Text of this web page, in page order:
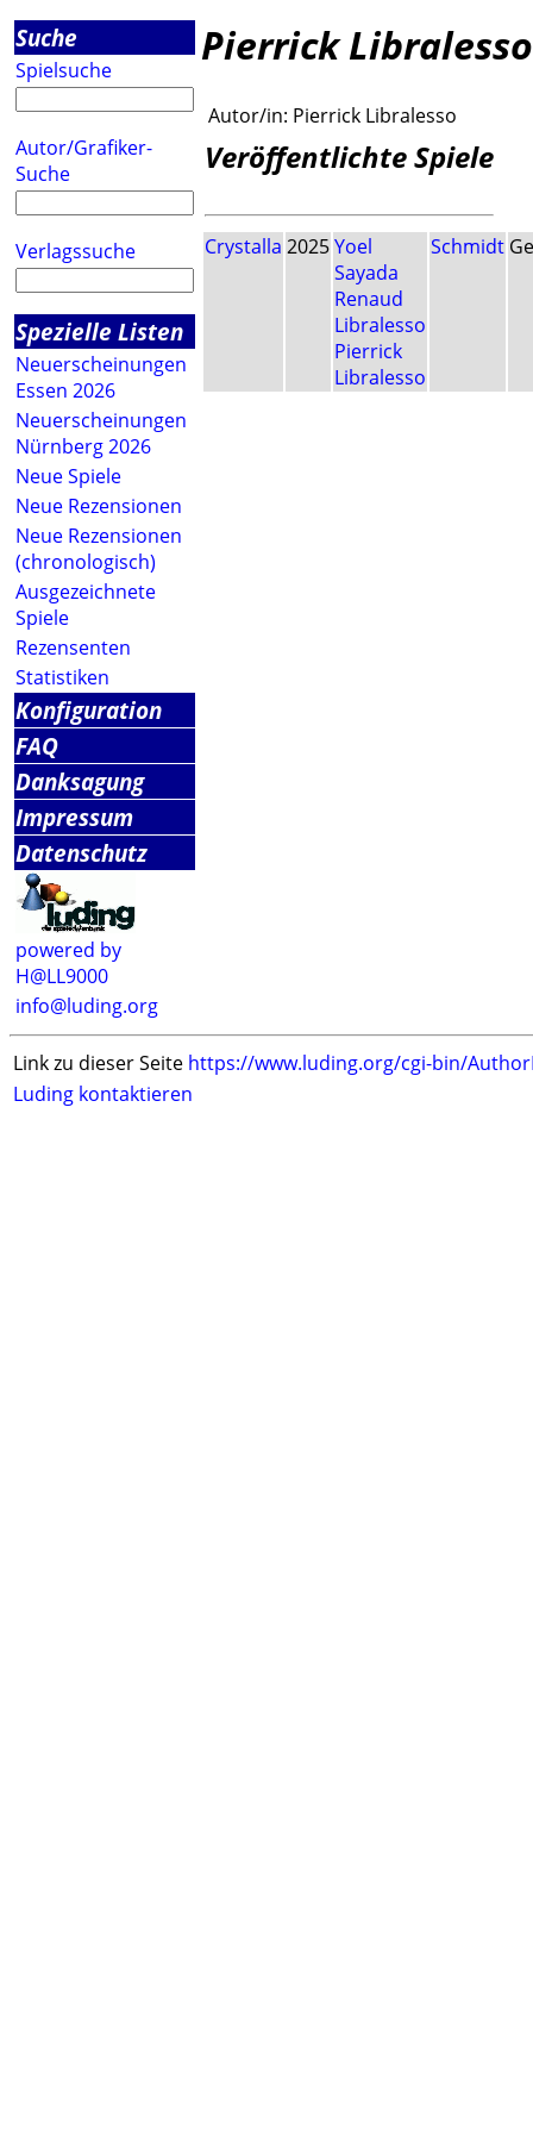
Suche
Spielsuche
Autor/Grafiker-
Suche
Verlagssuche
Spezielle Listen
Neuerscheinungen
Essen 2026
Neuerscheinungen
Nürnberg 2026
Neue Spiele
Neue Rezensionen
Neue Rezensionen
(chronologisch)
Ausgezeichnete
Spiele
Rezensenten
Statistiken
Konfiguration
FAQ
Danksagung
Impressum
Datenschutz
powered by
H@LL9000
info@luding.org
Pierrick Libralesso
Autor/in: Pierrick Libralesso
Veröffentlichte Spiele
Crystalla 2025Yoel
Sayada
Renaud
Libralesso
Pierrick
Libralesso
Schmidt
Link zu dieser Seite https://www.luding.org/cgi-bin/
Luding kontaktieren